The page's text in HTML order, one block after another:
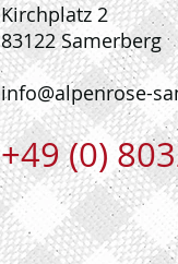
Kirchplatz 2
83122 Samerberg
info@alpenrose-
+49 (0)